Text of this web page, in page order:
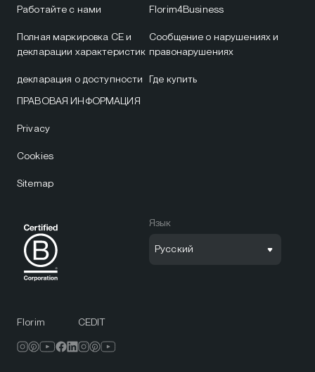
Работайте с нами
Полная маркировка CE и
декларации характеристик
декларация о доступности
Florim4Business
Сообщение о нарушениях и
правонарушениях
Где купить
ПРАВОВАЯ ИНФОРМАЦИЯ
Privacy
Cookies
Sitemap
Язык
Русский
Florim CEDIT